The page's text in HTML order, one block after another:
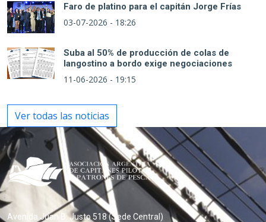
Faro de platino para el capitán Jorge Frías
03-07-2026 - 18:26
Suba al 50% de producción de colas de
langostino a bordo exige negociaciones
11-06-2026 - 19:15
Ver todas las noticias
Avenida Juan B. Justo 518 (Sede Central)